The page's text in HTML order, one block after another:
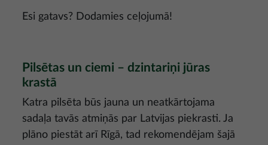
Esi gatavs? Dodamies ceļojumā!
Pilsētas un ciemi – dzintariņi jūras
krastā
Katra pilsēta būs jauna un neatkārtojama
sadaļa tavās atmiņās par Latvijas piekrasti. Ja
plāno piestāt arī Rīgā, tad rekomendējam šajā